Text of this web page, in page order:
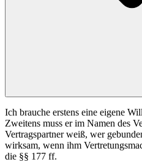
Ich brauche erstens eine eigene
Zweitens muss er im Namen des
Vertragspartner weiß, wer
wirksam, wenn ihm
die §§ 177 ff.